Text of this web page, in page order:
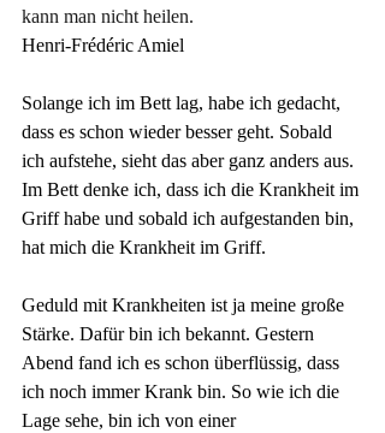
kann man nicht heilen.
Henri-Frédéric Amiel
Solange ich im Bett lag, habe ich gedacht,
dass es schon wieder besser geht. Sobald
ich aufstehe, sieht das aber ganz anders aus.
Im Bett denke ich, dass ich die Krankheit im
Griff habe und sobald ich aufgestanden bin,
hat mich die Krankheit im Griff.
Geduld mit Krankheiten ist ja meine große
Stärke. Dafür bin ich bekannt. Gestern
Abend fand ich es schon überflüssig, dass
ich noch immer Krank bin. So wie ich die
Lage sehe, bin ich von einer